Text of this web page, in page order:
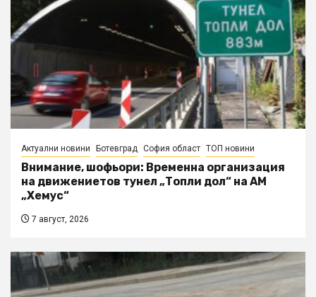
Актуални новини Ботевград София област ТОП новини
Внимание, шофьори: Временна организация
на движениетов тунел „Топли дол“ на АМ
„Хемус“
7 август, 2026